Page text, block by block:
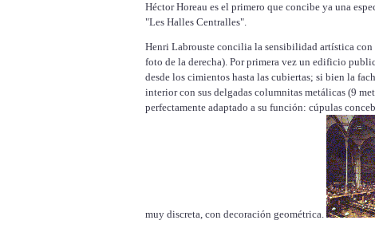
Héctor Horeau es el primero que concibe ya una
"Les Halles Centralles".
Henri Labrouste concilia la sensibilidad artística
foto de la derecha). Por primera vez un edificio
desde los cimientos hasta las cubiertas; si bien la
interior con sus delgadas columnitas metálicas (9
perfectamente adaptado a su función: cúpulas
muy discreta, con decoración geométrica.